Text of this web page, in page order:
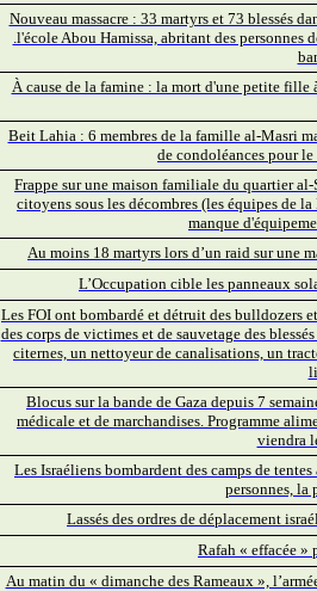
Nouveau massacre : 33 martyrs et 73 blessés
.l'école Abou Hamissa, abritant des personnes
À cause de la famine : la mort d'une petite fille
Beit Lahia : 6 membres de la famille al-Masri
de condoléances pour
Frappe sur une maison familiale du quartier
citoyens sous les décombres (les équipes de
manque
Au moins 18 martyrs lors d’un raid sur une
L’Occupation cible les panneaux
Les FOI ont bombardé et détruit des bulldozers
des corps de victimes et de sauvetage des
citernes, un nettoyeur de canalisations, un
Blocus sur la bande de Gaza depuis 7
médicale et de marchandises. Programme
viendra
Les Israéliens bombardent des camps de
personnes, la
Lassés des ordres de déplacement
Rafah « effacée »
Au matin du « dimanche des Rameaux »,